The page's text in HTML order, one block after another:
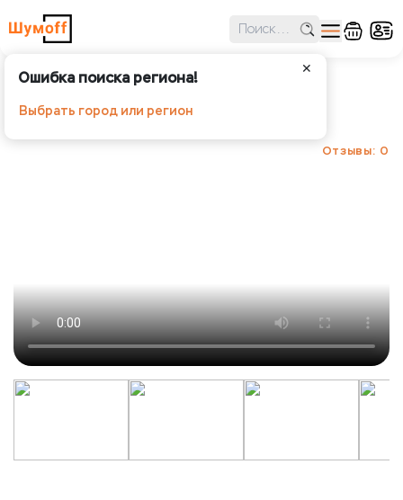
✕
Ошибка поиска региона!
Выбрать город или регион
Отзывы: 0